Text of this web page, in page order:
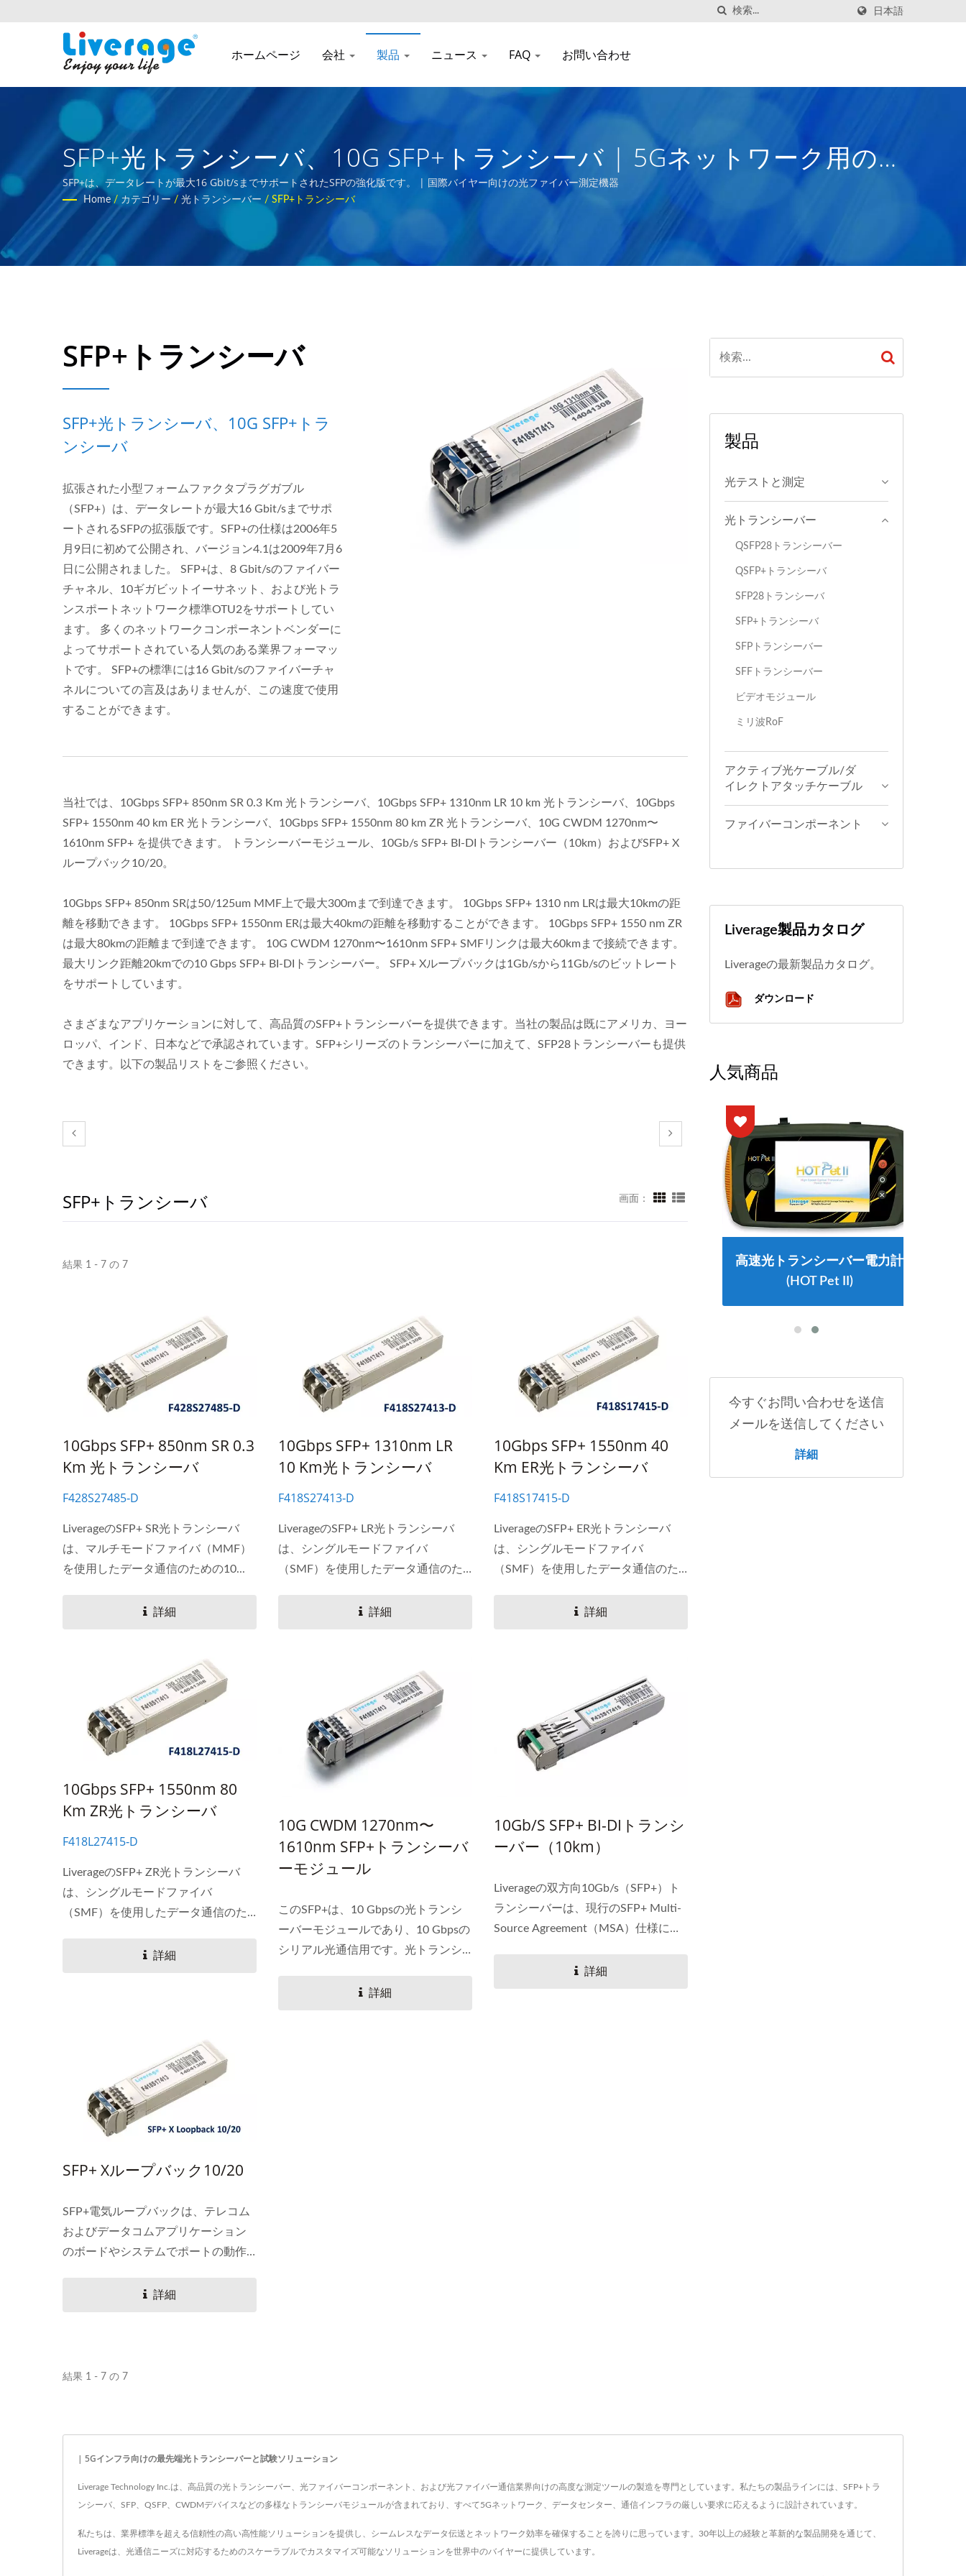
日本語
ホームページ 会社 製品 ニュース FAQ お問い合わせ
SFP+光トランシーバ、10G SFP+トランシーバ | 5Gネットワーク用の
高性能光ファイバートランシーバー
SFP+は、データレートが最大16 Gbit/sまでサポートされたSFPの強化版です。 | 国際バイヤー向けの光ファイバー測定機器
Home / カテゴリー / 光トランシーバー / SFP+トランシーバ
SFP+トランシーバ
SFP+光トランシーバ、10G SFP+トラ
ンシーバ
拡張された小型フォームファクタプラグガブル
（SFP+）は、データレートが最大16 Gbit/sまでサポ
ートされるSFPの拡張版です。SFP+の仕様は2006年5
月9日に初めて公開され、バージョン4.1は2009年7月6
日に公開されました。 SFP+は、8 Gbit/sのファイバー
チャネル、10ギガビットイーサネット、および光トラ
ンスポートネットワーク標準OTU2をサポートしてい
ます。 多くのネットワークコンポーネントベンダーに
よってサポートされている人気のある業界フォーマッ
トです。 SFP+の標準には16 Gbit/sのファイバーチャ
ネルについての言及はありませんが、この速度で使用
することができます。
当社では、10Gbps SFP+ 850nm SR 0.3 Km 光トランシーバ、10Gbps SFP+ 1310nm LR 10 km 光トランシーバ、10Gbps
SFP+ 1550nm 40 km ER 光トランシーバ、10Gbps SFP+ 1550nm 80 km ZR 光トランシーバ、10G CWDM 1270nm〜
1610nm SFP+ を提供できます。 トランシーバーモジュール、10Gb/s SFP+ BI-DIトランシーバー（10km）およびSFP+ X
ループバック10/20。
10Gbps SFP+ 850nm SRは50/125um MMF上で最大300mまで到達できます。 10Gbps SFP+ 1310 nm LRは最大10kmの距
離を移動できます。 10Gbps SFP+ 1550nm ERは最大40kmの距離を移動することができます。 10Gbps SFP+ 1550 nm ZR
は最大80kmの距離まで到達できます。 10G CWDM 1270nm〜1610nm SFP+ SMFリンクは最大60kmまで接続できます。
最大リンク距離20kmでの10 Gbps SFP+ BI-DIトランシーバー。 SFP+ Xループバックは1Gb/sから11Gb/sのビットレート
をサポートしています。
さまざまなアプリケーションに対して、高品質のSFP+トランシーバーを提供できます。当社の製品は既にアメリカ、ヨー
ロッパ、インド、日本などで承認されています。SFP+シリーズのトランシーバーに加えて、SFP28トランシーバーも提供
できます。以下の製品リストをご参照ください。
SFP+トランシーバ 画面：
結果 1 - 7 の 7
10Gbps SFP+ 850nm SR 0.3
Km 光トランシーバ
F428S27485‐D
LiverageのSFP+ SR光トランシーバ
は、マルチモードファイバ（MMF）
を使用したデータ通信のための10...
詳細
10Gbps SFP+ 1310nm LR
10 Km光トランシーバ
F418S27413‐D
LiverageのSFP+ LR光トランシーバ
は、シングルモードファイバ
（SMF）を使用したデータ通信のた
詳細
10Gbps SFP+ 1550nm 40
Km ER光トランシーバ
F418S17415‐D
LiverageのSFP+ ER光トランシーバ
は、シングルモードファイバ
（SMF）を使用したデータ通信のた
ェースに対応しています。
詳細
10Gbps SFP+ 1550nm 80
Km ZR光トランシーバ
F418L27415‐D
LiverageのSFP+ ZR光トランシーバ
は、シングルモードファイバ
（SMF）を使用したデータ通信のた
詳細
10G CWDM 1270nm〜
1610nm SFP+トランシーバ
ーモジュール
このSFP+は、10 Gbpsの光トランシ
ーバーモジュールであり、10 Gbpsの
シリアル光通信用です。光トランシ
詳細
10Gb/s SFP+ BI-DIトランシ
ーバー（10km）
Liverageの双方向10Gb/s（SFP+）ト
ランシーバーは、現行のSFP+ Multi-
Source Agreement（MSA）仕様に準
詳細
SFP+ Xループバック10/20
SFP+電気ループバックは、テレコム
およびデータコムアプリケーション
のボードやシステムでポートの動作
す。モジュールは1Gb/sから11Gb/s
詳細
結果 1 - 7 の 7
製品
光テストと測定
光トランシーバー
QSFP28トランシーバー
QSFP+トランシーバ
SFP28トランシーバ
SFP+トランシーバ
SFPトランシーバー
SFFトランシーバー
ビデオモジュール
ミリ波RoF
アクティブ光ケーブル/ダ
イレクトアタッチケーブル
ファイバーコンポーネント
Liverage製品カタログ
Liverageの最新製品カタログ。
ダウンロード
人気商品
Ibert X1 Mini
高速光トランシーバー電力計
(HOT Pet II)
今すぐお問い合わせを送信
メールを送信してください
詳細
| 5Gインフラ向けの最先端光トランシーバーと試験ソリューション
Liverage Technology Inc.は、高品質の光トランシーバー、光ファイバーコンポーネント、および光ファイバー通信業界向けの高度な測定ツールの製造を専門としています。私たちの製品ラインには、SFP+トラ
ンシーバ、SFP、QSFP、CWDMデバイスなどの多様なトランシーバモジュールが含まれており、すべて5Gネットワーク、データセンター、通信インフラの厳しい要求に応えるように設計されています。
私たちは、業界標準を超える信頼性の高い高性能ソリューションを提供し、シームレスなデータ伝送とネットワーク効率を確保することを誇りに思っています。30年以上の経験と革新的な製品開発を通じて、
Liverageは、光通信ニーズに対応するためのスケーラブルでカスタマイズ可能なソリューションを世界中のバイヤーに提供しています。